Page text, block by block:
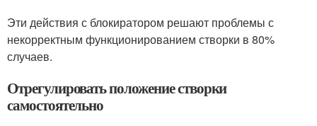
Эти действия с блокиратором решают проблемы с
некорректным функционированием створки в 80%
случаев.
Отрегулировать положение створки
самостоятельно